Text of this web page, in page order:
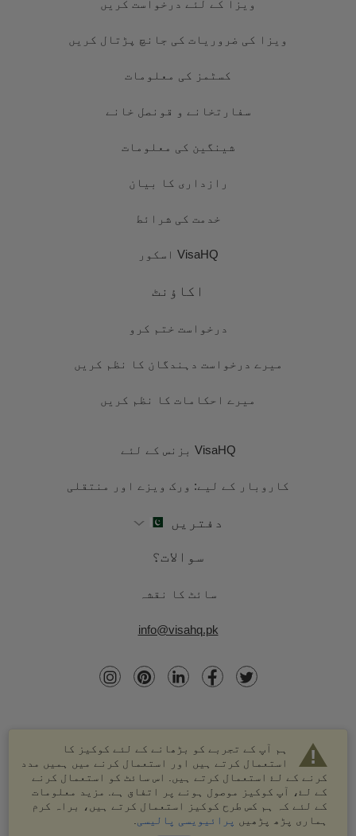
ہم آپ کے تجربے کو بڑھانے کے لئے کوکیز کا
استعمال کرتے ہیں اور استعمال کرنے میں ہمیں مدد
کرنے کے لۓ استعمال کرتے ہیں. اس سائٹ کو استعمال کرنے
کے لۓ، آپ کوکیز موصول ہونے پر اتفاق ہے. مزید معلومات
کے لئے کہ ہم کس طرح کوکیز استعمال کرتے ہیں، براہ کرم
ہماری پڑھ پڑھیں
پرائیویسی پالیسی
ویزا کے لئے درخواست کریں
ویزا کی ضروریات کی جانچ پڑتال کریں
کسٹمز کی معلومات
سفارتخانے و قونصل خانے
شینگین کی معلومات
رازداری کا بیان
خدمت کی شرائط
VisaHQ اسکور
اکاؤنٹ
درخواست ختم کرو
میرے درخواست دہندگان کا نظم کریں
میرے احکامات کا نظم کریں
VisaHQ بزنس کے لئے
کاروبار کے لیے: ورک ویزے اور منتقلی
دفتریں
سوالات؟
سائٹ کا نقشہ
info@visahq.pk
© 2003-2026 VisaHQ.com، انک. تمام حقوق محفوظ ہیں۔